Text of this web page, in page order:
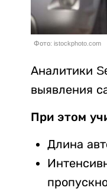
Фото: istockphoto.com
Аналитики
выявления
При этом
Длина